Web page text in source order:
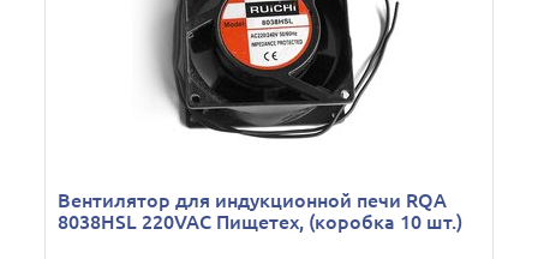
Вентилятор для индукционной печи RQA
8038HSL 220VAC Пищетех, (коробка 10 шт.)